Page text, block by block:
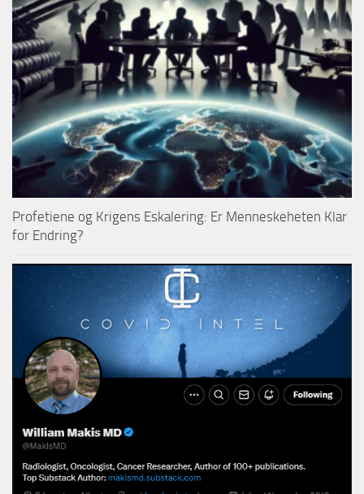
Profetiene og Krigens Eskalering: Er Menneskeheten Klar
for Endring?